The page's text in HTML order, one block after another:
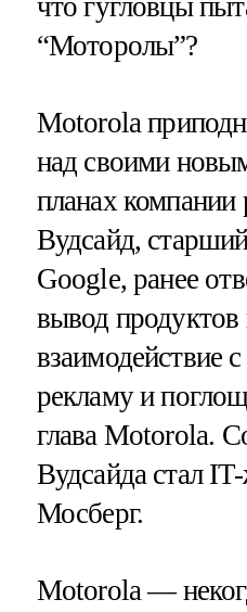
“Моторолы”?
Motorola
над своими
планах компании
Вудсайд,
Google, ранее
вывод
взаимодействие
рекламу и
глава Motorola.
Вудсайда стал
Мосберг.
Motorola —